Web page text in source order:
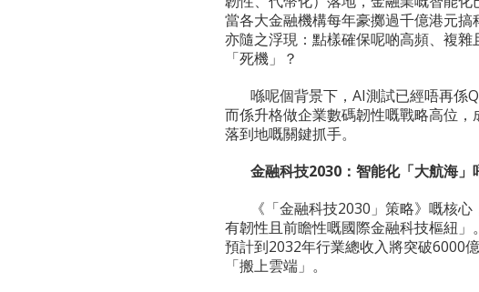
當各大金融機構每年豪擲過千億港元搞
亦隨之浮現：點樣確保呢啲高頻、複
「死機」？
喺呢個背景下，AI測試已經唔再係
而係升格做企業數碼韌性嘅戰略高位，
落到地嘅關鍵抓手。
金融科技2030 ：智能化「大航海
《「金融科技2030」策略》嘅核心
有韌性且前瞻性嘅國際金融科技樞紐
預計到2032年行業總收入將突破6000
「搬上雲端」。